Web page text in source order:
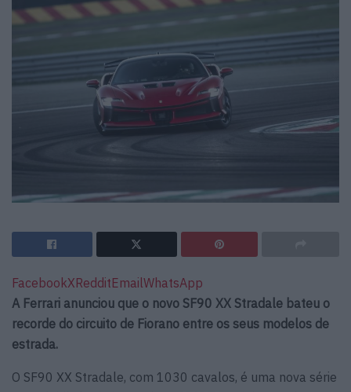
FacebookXRedditEmailWhatsApp
A Ferrari anunciou que o novo SF90 XX Stradale bateu o
recorde do circuito de Fiorano entre os seus modelos de
estrada.
O SF90 XX Stradale, com 1030 cavalos, é uma nova série